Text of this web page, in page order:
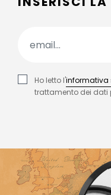
Ho letto l'informativa
trattamento dei dati